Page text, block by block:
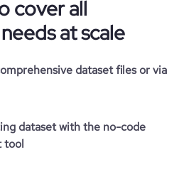
cover all
at scale
dataset files or via
dataset with the no-code
tool